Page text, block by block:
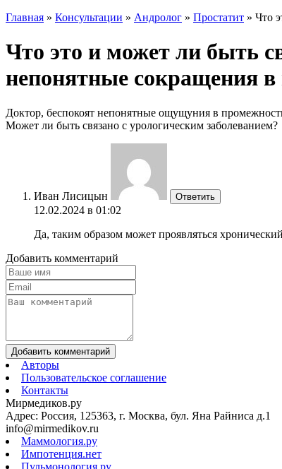
Главная » Консультации » Андролог » Простатит » Что
Что это и может ли быть
непонятные сокращения
Доктор, беспокоят непонятные ощущуния в
Может ли быть связано с урологическим заболеванием?
Иван Лисицын Ответить
12.02.2024 в 01:02
Да, таким образом может проявляться
Добавить комментарий
Добавить комментарий
Авторы
Пользовательское соглашение
Контакты
Мирмедиков.ру
Адрес: Россия, 125363, г. Москва, бул. Яна Райниса д.1
info@mirmedikov.ru
Маммология.ру
Импотенция.нет
Пульмонология.ру